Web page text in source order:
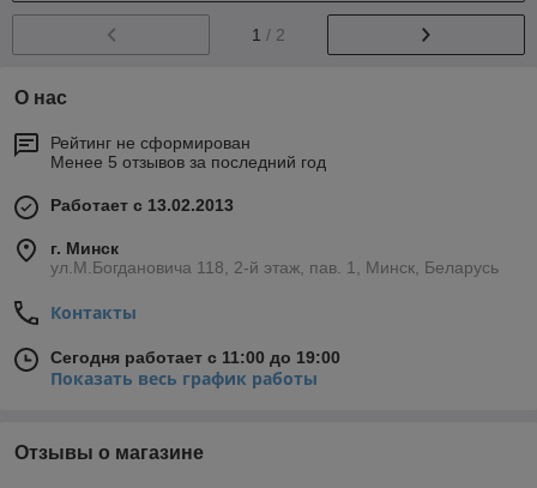
1 / 2
О нас
Рейтинг не сформирован
Менее 5 отзывов за последний год
Работает с 13.02.2013
г. Минск
ул.М.Богдановича 118, 2-й этаж, пав. 1, Минск, Беларусь
Контакты
Сегодня работает с 11:00 до 19:00
Показать весь график работы
Отзывы о магазине